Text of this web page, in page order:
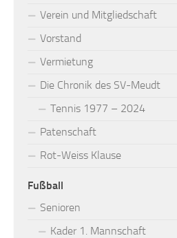
Verein und Mitgliedschaft
Vorstand
Vermietung
Die Chronik des SV-Meudt
Tennis 1977 – 2024
Patenschaft
Rot-Weiss Klause
Fußball
Senioren
Kader 1. Mannschaft